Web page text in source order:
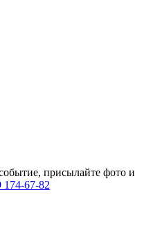
присылайте фото и
174-67-82